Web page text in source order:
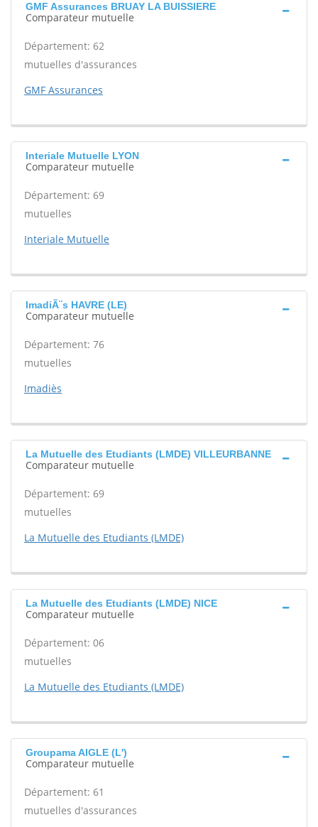
GMF Assurances BRUAY LA BUISSIERE
Comparateur mutuelle
Département: 62
mutuelles d'assurances
GMF Assurances
Interiale Mutuelle LYON
Comparateur mutuelle
Département: 69
mutuelles
Interiale Mutuelle
ImadiÃ¨s HAVRE (LE)
Comparateur mutuelle
Département: 76
mutuelles
Imadiès
La Mutuelle des Etudiants (LMDE) VILLEURBANNE
Comparateur mutuelle
Département: 69
mutuelles
La Mutuelle des Etudiants (LMDE)
La Mutuelle des Etudiants (LMDE) NICE
Comparateur mutuelle
Département: 06
mutuelles
La Mutuelle des Etudiants (LMDE)
Groupama AIGLE (L')
Comparateur mutuelle
Département: 61
mutuelles d'assurances